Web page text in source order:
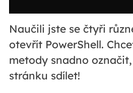
Naučili jste se čtyři
otevřít PowerShell.
metody snadno
stránku sdílet!